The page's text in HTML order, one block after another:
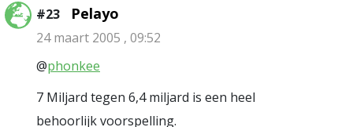
#23 Pelayo
24 maart 2005 , 09:52
@phonkee
7 Miljard tegen 6,4 miljard is een heel
behoorlijk voorspelling.